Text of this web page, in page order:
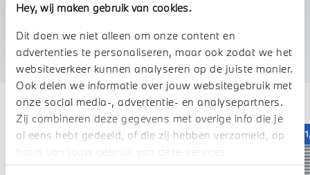
Hey, wij maken gebruik van cookies.
Dit doen we niet alleen om onze content en
advertenties te personaliseren, maar ook zodat we het
websiteverkeer kunnen analyseren op de juiste manier.
Ook delen we informatie over jouw websitegebruik met
onze social media-, advertentie- en analysepartners.
Zij combineren deze gegevens met overige info die je
al eens hebt gedeeld, of die zij hebben verzameld, op
basis van jouw gebruik van deze services.
Deze zijn vergelijkbaar
1,99% renteactie